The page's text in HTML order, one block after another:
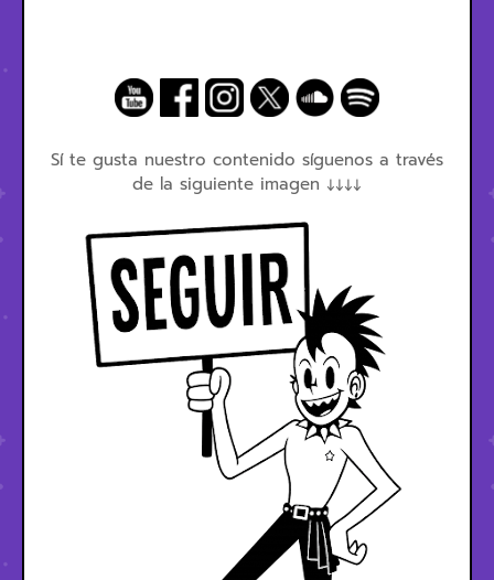
Sí te gusta nuestro contenido síguenos a través
de la siguiente imagen ↓↓↓↓